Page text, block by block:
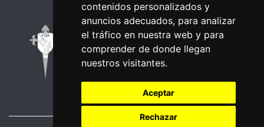
contenidos personalizados y
anuncios adecuados, para analizar
el tráfico en nuestra web y para
comprender de donde llegan
nuestros visitantes.
Aceptar
Rechazar